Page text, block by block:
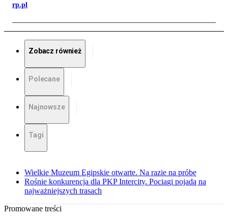
rp.pl
Zobacz również
Polecane
Najnowsze
Tagi
Wielkie Muzeum Egipskie otwarte. Na razie na próbę
Rośnie konkurencja dla PKP Intercity. Pociągi pojadą na
najważniejszych trasach
Promowane treści